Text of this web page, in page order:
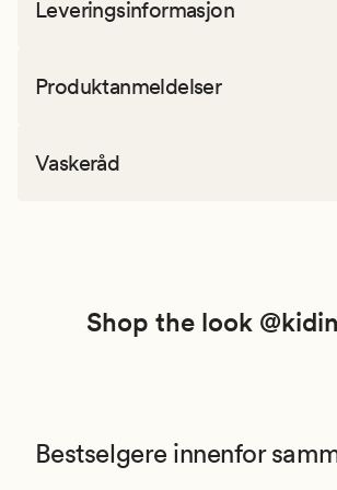
Leveringsinformasjon
Produktanmeldelser
Vaskeråd
Shop the look
Bestselgere innenfor